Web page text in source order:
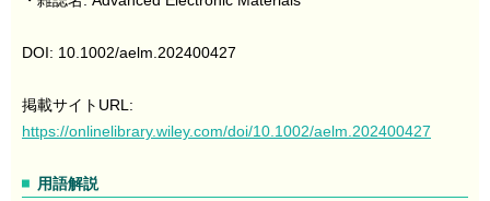
DOI: 10.1002/aelm.202400427
掲載サイトURL:
https://onlinelibrary.wiley.com/doi/10.1002/aelm.202400427
用語解説